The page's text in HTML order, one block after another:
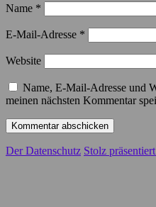
Name *
E-Mail-Adresse *
Website
Name, E-Mail-Adresse und
meinen nächsten Kommentar
Der Datenschutz Stolz